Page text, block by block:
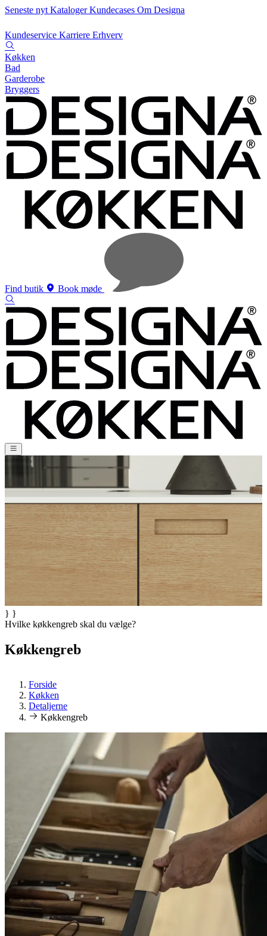
Seneste nyt KatalogerKundecases Om Designa
Kundeservice Karriere Erhverv
Køkken
Bad
Garderobe
Bryggers
Find butik Book møde
} }
Hvilke køkkengreb skal du vælge?
Køkkengreb
Forside
Køkken
Detaljerne
Køkkengreb